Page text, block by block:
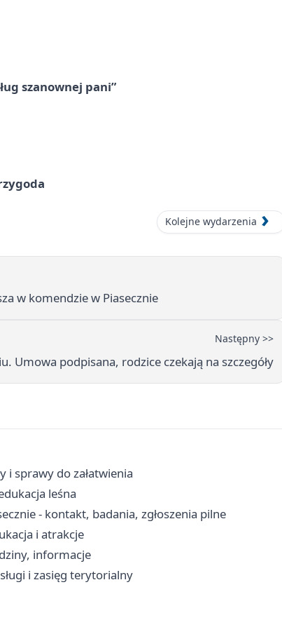
szanownej pani”
Kolejne wydarzenia
w komendzie w Piasecznie
Następny >>
Umowa podpisana, rodzice czekają na szczegóły
i sprawy do załatwienia
leśna
- kontakt, badania, zgłoszenia pilne
i atrakcje
informacje
i zasięg terytorialny